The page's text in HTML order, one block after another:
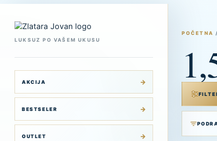
LUKSUZ PO VAŠEM UKUSU
AKCIJA
BESTSELER
OUTLET
POČETNA